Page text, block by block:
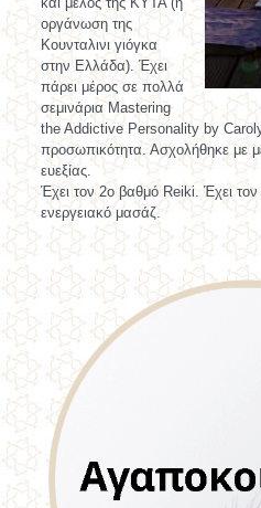
οργάνωση της
Κουνταλινι γιόγκα
στην Ελλάδα). Έχει
πάρει μέρος σε πολλά
σεμινάρια Mastering
the Addictive Personality by
προσωπικότητα. Ασχολήθηκε με
ευεξίας.
Έχει τον 2ο βαθμό Reiki. Έχει
ενεργειακό μασάζ.